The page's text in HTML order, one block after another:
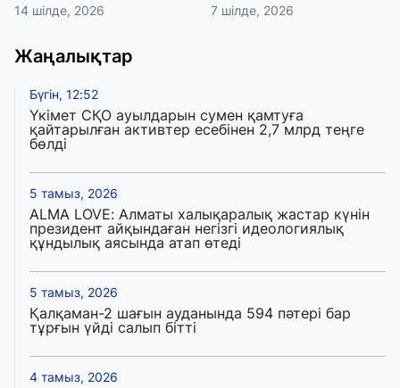
14 шілде, 2026
7 шілде, 2026
Жаңалықтар
Бүгін, 12:52
Үкімет СҚО ауылдарын сумен қамтуға
қайтарылған активтер есебінен 2,7 млрд теңге
бөлді
5 тамыз, 2026
ALMA LOVE: Алматы халықаралық жастар күнін
президент айқындаған негізгі идеологиялық
құндылық аясында атап өтеді
5 тамыз, 2026
Қалқаман-2 шағын ауданында 594 пәтері бар
тұрғын үйді салып бітті
4 тамыз, 2026